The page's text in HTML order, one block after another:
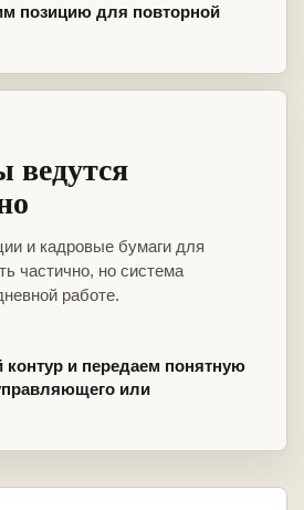
позицию для повторной
ведутся
и кадровые бумаги для
частично, но система
работе.
и передаем понятную
или